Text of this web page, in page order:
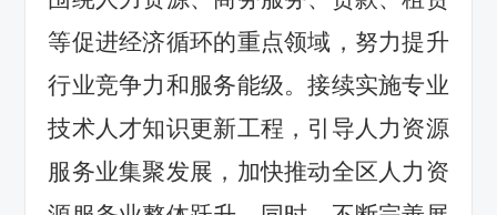
等促进经济循环的重点领域，努力提升
行业竞争力和服务能级。接续实施专业
技术人才知识更新工程， 引导人力资源
服务业集聚发展 ，加快推动全区人力资